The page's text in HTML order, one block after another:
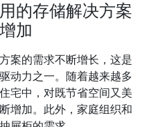
的存储解决方案
加
案的需求不断增长，这是
动力之一。随着越来越多
宅中，对既节省空间又美
增加。此外，家庭组织和